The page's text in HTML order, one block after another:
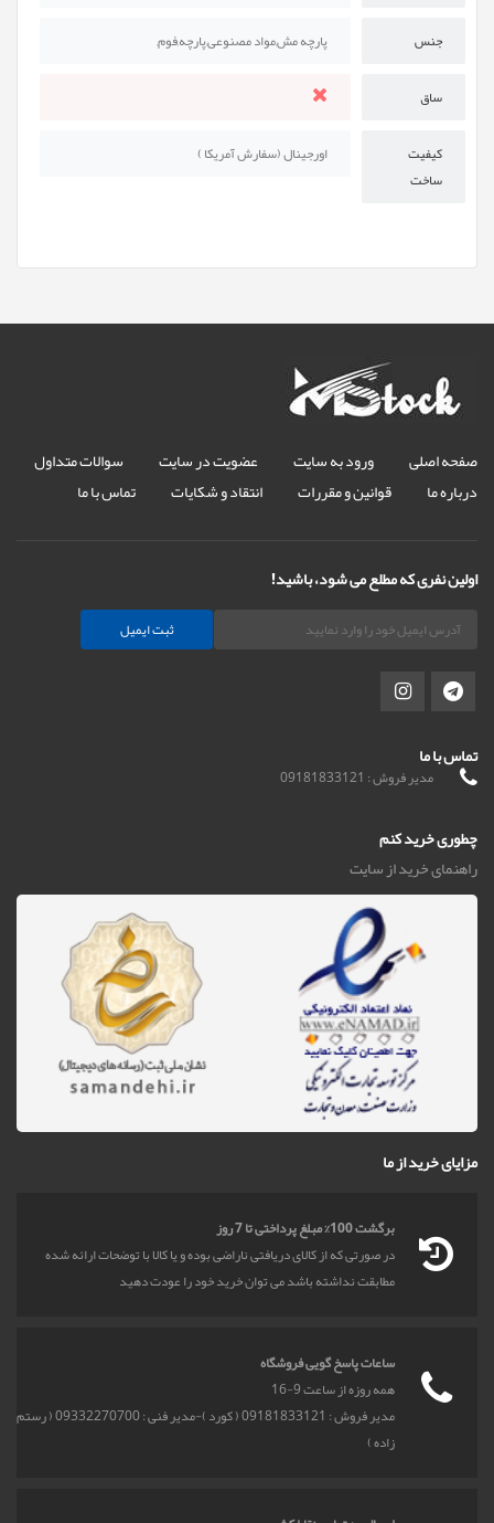
جنس پارچه مش,مواد مصنوعی,پارچه,فوم,
ساق
کیفیت
ساخت
اورجینال (سفارش آمریکا )
صفحه اصلی ورود به سایت عضویت در سایت
سوالات متداول
درباره ما
قوانین و مقررات انتقاد و شکایات تماس با ما
اولین نفری که مطلع می شود، باشید!
ثبت ایمیل
تماس با ما
مدیر فروش : 09181833121
چطوری خرید کنم
راهنمای خرید از سایت
مزایای خرید از ما
برگشت 100% مبلغ پرداختی تا 7 روز
در صورتی که از کالای دریافتی ناراضی بوده و یا کالا با توضحات ارائه شده
مطابقت نداشته باشد می توان خرید خود را عودت دهید
ساعات پاسخ گویی فروشگاه
همه روزه از ساعت 9-16
مدیر فروش : 09181833121 ( کورد )-مدیر فنی : 09332270700 ( رستم
زاده )